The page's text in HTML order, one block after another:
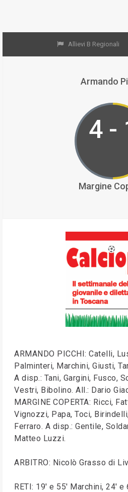
Allievi B Regionali
Armando
4 -
Margine
ARMANDO PICCHI: Catelli,
Palminteri, Marchini, Giusti,
A disp.: Tani, Gargini, Fusco,
Vestri, Bibolino. All.: Dario
MARGINE COPERTA: Ricci,
Vignozzi, Papa, Toci,
Ferraro. A disp.: Gentile,
Matteo Luzzi.
ARBITRO: Nicolò Grasso di
RETI: 19' e 55' Marchini, 24' e